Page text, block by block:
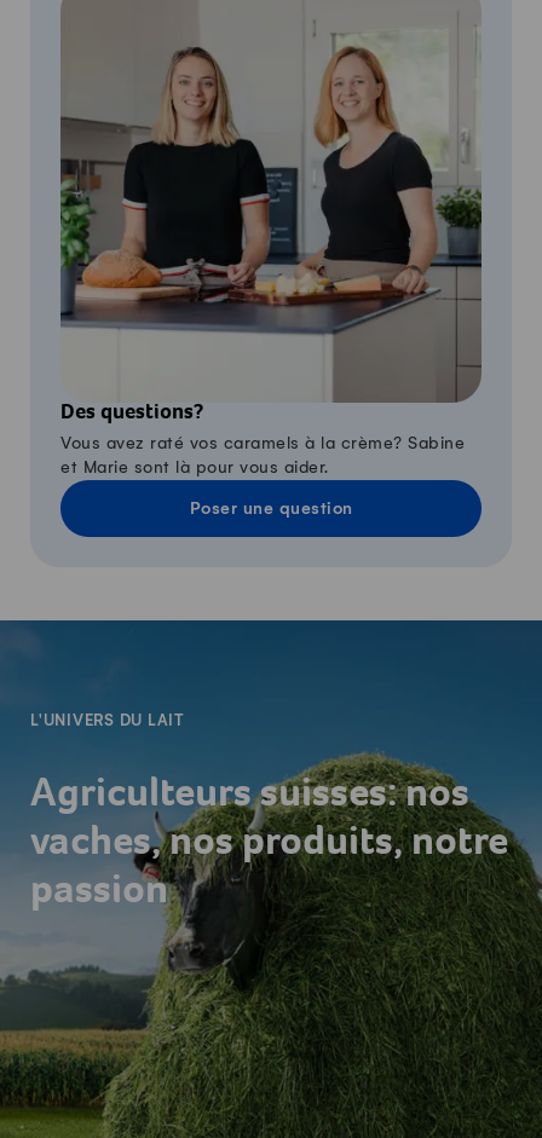
Des questions?
Vous avez raté vos caramels à la crème? Sabine
et Marie sont là pour vous aider.
Poser une question
L'UNIVERS DU LAIT
Agriculteurs suisses: nos
vaches, nos produits, notre
passion